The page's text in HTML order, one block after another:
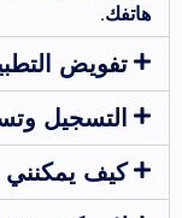
هاتفك.
تفويض
التسجيل
كيف يمكنني